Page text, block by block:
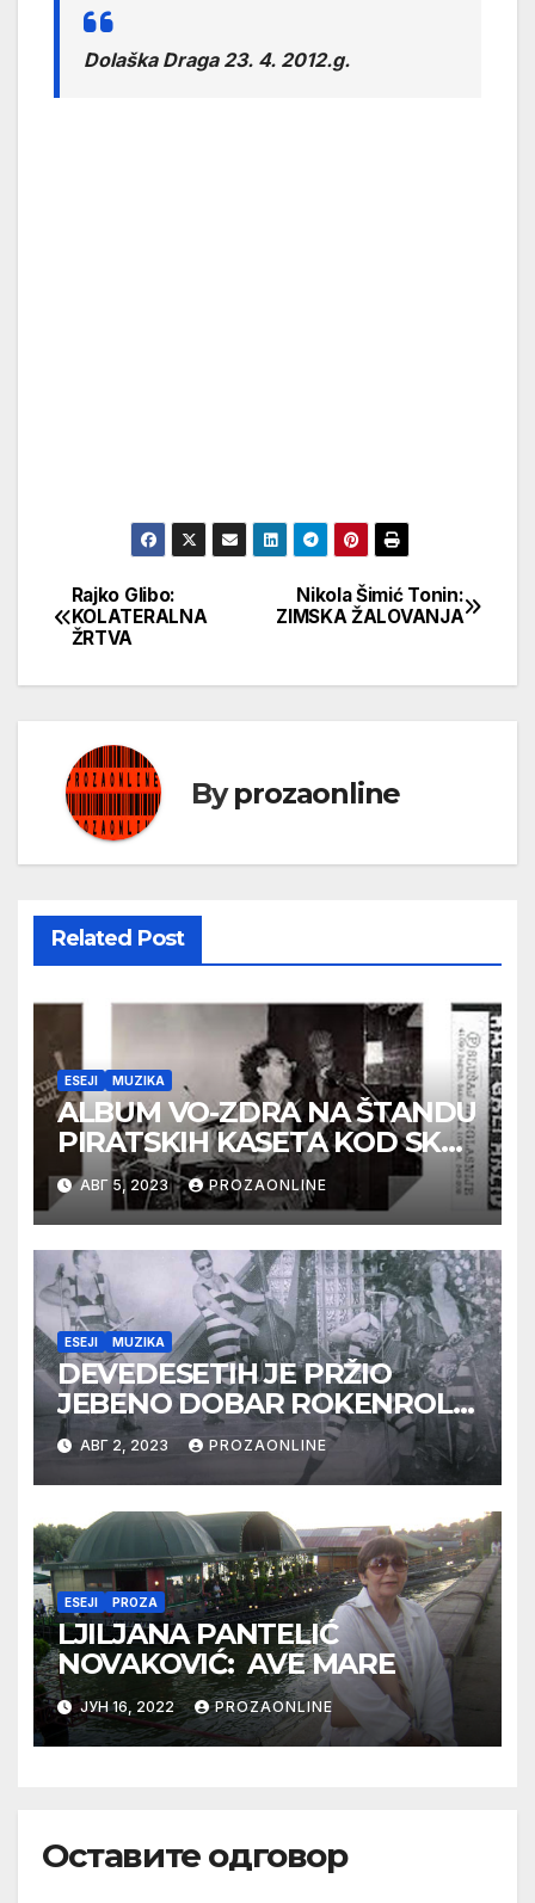
Dolaška Draga 23. 4. 2012.g.
Кретање
чланка
Nikola Šimić Tonin:
ZIMSKA ŽALOVANJA
Rajko Glibo:
KOLATERALNA
ŽRTVA
Byprozaonline
Related Post
ESEJI MUZIKA
ALBUM VO-ZDRA NA ŠTANDU
PIRATSKIH KASETA KOD SKC-
aАВГ 5, 2023 PROZAONLINE
ESEJI MUZIKA
DEVEDESETIH JE PRŽIO
JEBENO DOBAR ROKENROL
(1)АВГ 2, 2023 PROZAONLINE
ESEJI PROZA
LJILJANA PANTELIĆ
NOVAKOVIĆ: AVE MARE
ЈУН 16, 2022 PROZAONLINE
Оставите одговор